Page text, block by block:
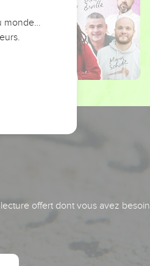
offert dont vous avez besoin.
monde…